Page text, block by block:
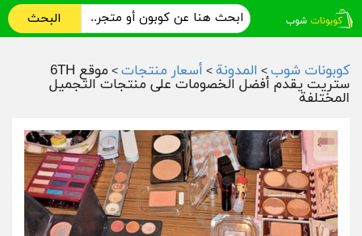
البحث
كوبونات شوب > المدونة > أسعار منتجات > موقع 6TH
ستريت يقدم أفضل الخصومات على منتجات التجميل
المختلفة